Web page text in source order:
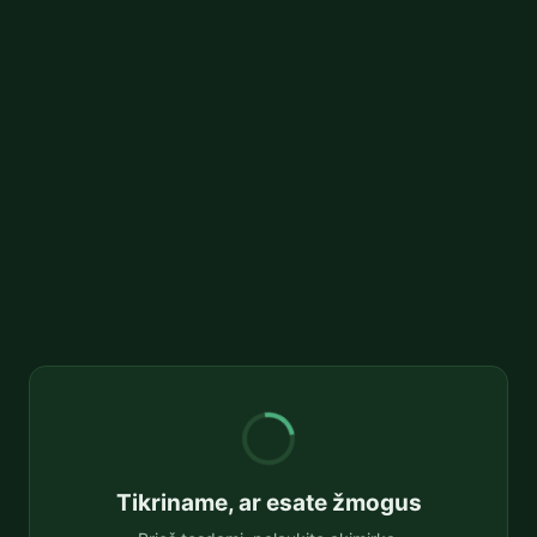
Tikriname, ar esate žmogus